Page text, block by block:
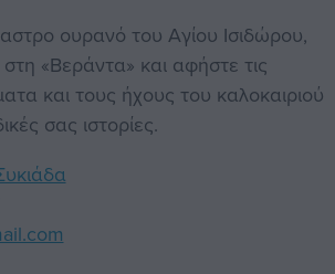
ουρανό του Αγίου Ισιδώρου,
«Βεράντα» και αφήστε τις
και τους ήχους του καλοκαιριού
σας ιστορίες.